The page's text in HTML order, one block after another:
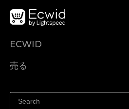
ECWID
ヘルプセンター
売る
Facebookで販売する